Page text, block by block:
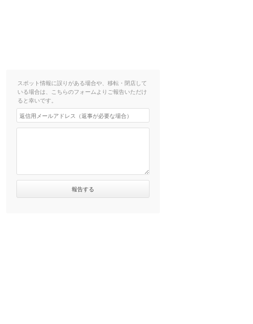
スポット情報に誤りがある場合や、移転・閉店して
いる場合は、こちらのフォームよりご報告いただけ
ると幸いです。